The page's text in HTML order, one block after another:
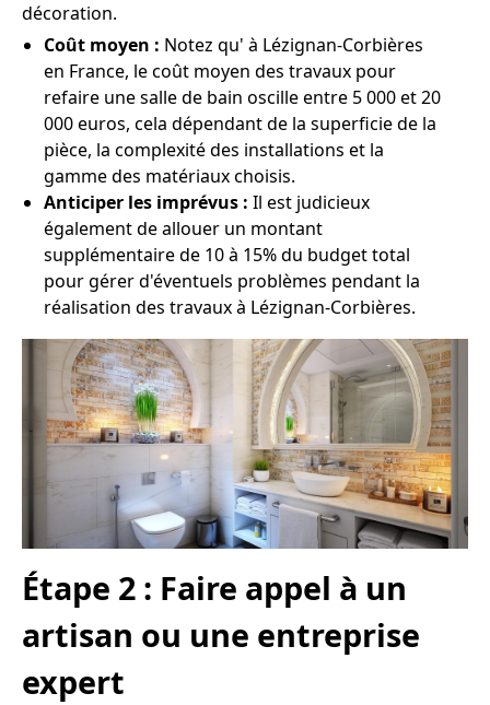
décoration.
Coût moyen : Notez qu' à Lézignan-Corbières
en France, le coût moyen des travaux pour
refaire une salle de bain oscille entre 5 000 et 20
000 euros, cela dépendant de la superficie de la
pièce, la complexité des installations et la
gamme des matériaux choisis.
Anticiper les imprévus : Il est judicieux
également de allouer un montant
supplémentaire de 10 à 15% du budget total
pour gérer d'éventuels problèmes pendant la
réalisation des travaux à Lézignan-Corbières.
Étape 2 : Faire appel à un
artisan ou une entreprise
expert